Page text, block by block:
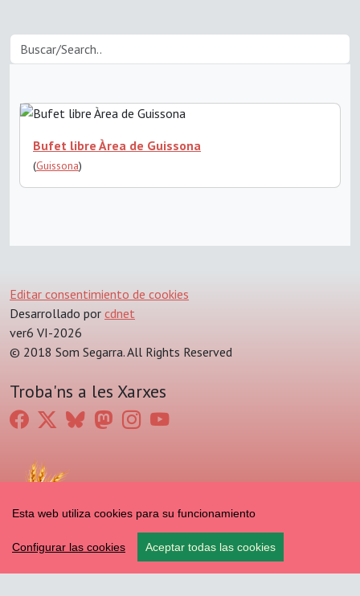
Esta web utiliza cookies para su funcionamiento
Configurar las cookies Aceptar todas las cookies
Bufet libre Àrea de Guissona
(Guissona)
Editar consentimiento de cookies
Desarrollado por cdnet
ver6 VI-2026
© 2018 Som Segarra. All Rights Reserved
Troba'ns a les Xarxes